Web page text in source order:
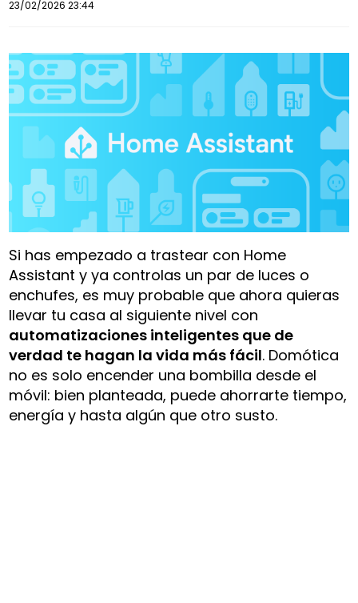
23/02/2026 23:44
Si has empezado a trastear con Home
Assistant y ya controlas un par de luces o
enchufes, es muy probable que ahora quieras
llevar tu casa al siguiente nivel con
automatizaciones inteligentes que de
verdad te hagan la vida más fácil. Domótica
no es solo encender una bombilla desde el
móvil: bien planteada, puede ahorrarte tiempo,
energía y hasta algún que otro susto.